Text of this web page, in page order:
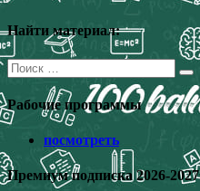
Найти материал:
Поиск
для:
Рабочие программы
посмотреть
Премиум подписка 2026-2027